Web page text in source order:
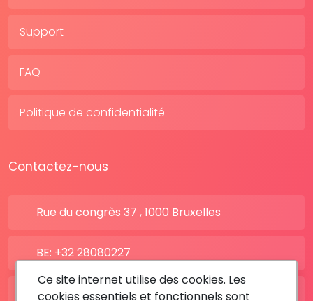
Support
FAQ
Politique de confidentialité
Contactez-nous
Rue du congrès 37 , 1000 Bruxelles
BE: +32 28080227
FR: +33 183642895
Ce site internet utilise des cookies. Les
cookies essentiels et fonctionnels sont